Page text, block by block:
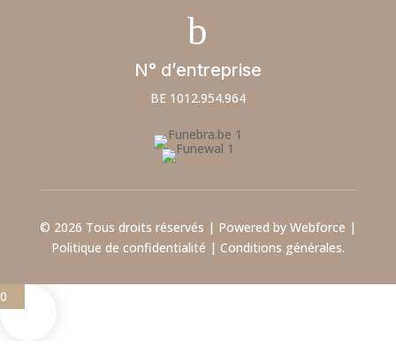
b
N° d’entreprise
BE 1012.954.964
© 2026 Tous droits réservés | Powered by Webforce |
Politique de confidentialité | Conditions générales.
0